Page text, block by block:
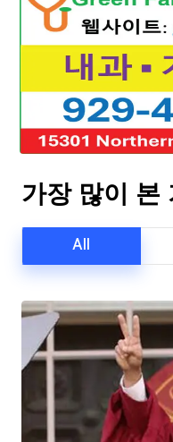
가장 많이 본
All